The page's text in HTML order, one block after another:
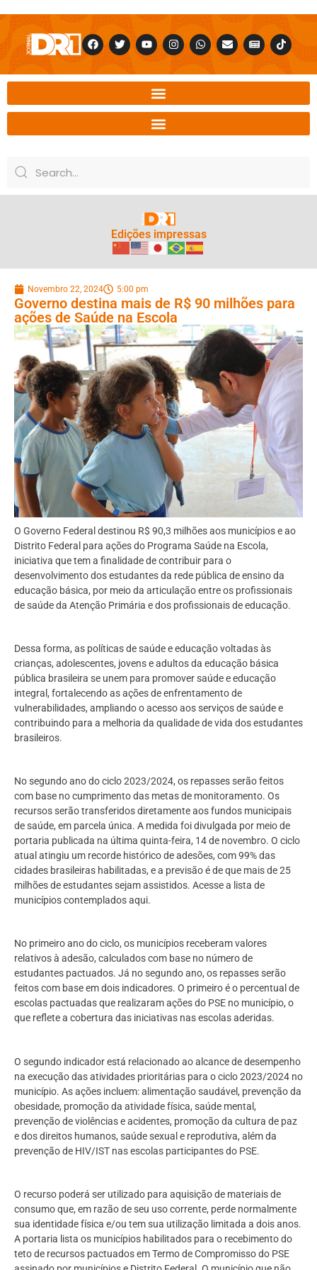
Edições impressas
Novembro 22, 2024 5:00 pm
Governo destina mais de R$ 90 milhões para
ações de Saúde na Escola
O Governo Federal destinou R$ 90,3 milhões aos municípios e ao
Distrito Federal para ações do Programa Saúde na Escola,
iniciativa que tem a finalidade de contribuir para o
desenvolvimento dos estudantes da rede pública de ensino da
educação básica, por meio da articulação entre os profissionais
de saúde da Atenção Primária e dos profissionais de educação.
Dessa forma, as políticas de saúde e educação voltadas às
crianças, adolescentes, jovens e adultos da educação básica
pública brasileira se unem para promover saúde e educação
integral, fortalecendo as ações de enfrentamento de
vulnerabilidades, ampliando o acesso aos serviços de saúde e
contribuindo para a melhoria da qualidade de vida dos estudantes
brasileiros.
No segundo ano do ciclo 2023/2024, os repasses serão feitos
com base no cumprimento das metas de monitoramento. Os
recursos serão transferidos diretamente aos fundos municipais
de saúde, em parcela única. A medida foi divulgada por meio de
portaria publicada na última quinta-feira, 14 de novembro. O ciclo
atual atingiu um recorde histórico de adesões, com 99% das
cidades brasileiras habilitadas, e a previsão é de que mais de 25
milhões de estudantes sejam assistidos. Acesse a lista de
municípios contemplados aqui.
No primeiro ano do ciclo, os municípios receberam valores
relativos à adesão, calculados com base no número de
estudantes pactuados. Já no segundo ano, os repasses serão
feitos com base em dois indicadores. O primeiro é o percentual de
escolas pactuadas que realizaram ações do PSE no município, o
que reflete a cobertura das iniciativas nas escolas aderidas.
O segundo indicador está relacionado ao alcance de desempenho
na execução das atividades prioritárias para o ciclo 2023/2024 no
município. As ações incluem: alimentação saudável, prevenção da
obesidade, promoção da atividade física, saúde mental,
prevenção de violências e acidentes, promoção da cultura de paz
e dos direitos humanos, saúde sexual e reprodutiva, além da
prevenção de HIV/IST nas escolas participantes do PSE.
O recurso poderá ser utilizado para aquisição de materiais de
consumo que, em razão de seu uso corrente, perde normalmente
sua identidade física e/ou tem sua utilização limitada a dois anos.
A portaria lista os municípios habilitados para o recebimento do
teto de recursos pactuados em Termo de Compromisso do PSE